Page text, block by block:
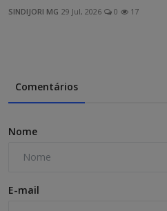
SINDIJORI MG 29 Jul, 2026 0 17
Comentários
Nome
E-mail